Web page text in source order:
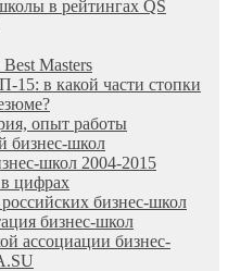
в рейтингах QS
Masters
15: в какой части стопки
опыт работы
бизнес-школ
школ 2004-2015
в цифрах
бизнес-школ
бизнес-школ
ассоциации бизнес-